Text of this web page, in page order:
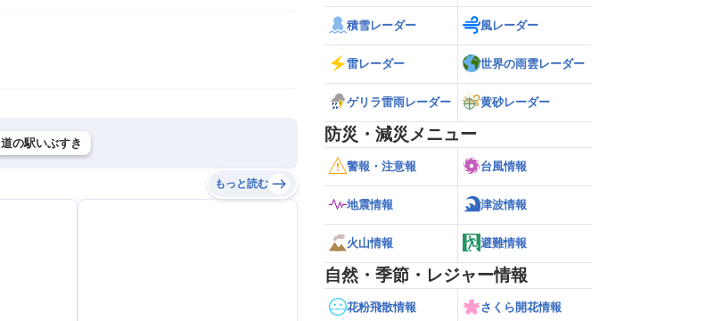
道の駅いぶすき
もっと読む
積雪レーダー 風レーダー
雷レーダー 世界の雨雲レーダー
ゲリラ雷雨レーダー 黄砂レーダー
防災・減災メニュー
警報・注意報 台風情報
地震情報 津波情報
火山情報 避難情報
自然・季節・レジャー情報
花粉飛散情報 さくら開花情報